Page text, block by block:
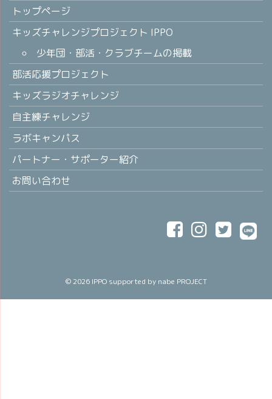
トップページ
キッズチャレンジプロジェクト IPPO
少年団・部活・クラブチームの掲載
部活応援プロジェクト
キッズラジオチャレンジ
自主練チャレンジ
ラボキャンパス
パートナー・サポーター紹介
お問い合わせ
© 2026 IPPOsupported by nabe PROJECT